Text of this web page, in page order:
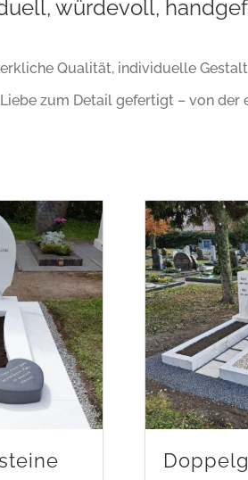
würdevoll,
Qualität, individuelle
zum Detail gefertigt – von der